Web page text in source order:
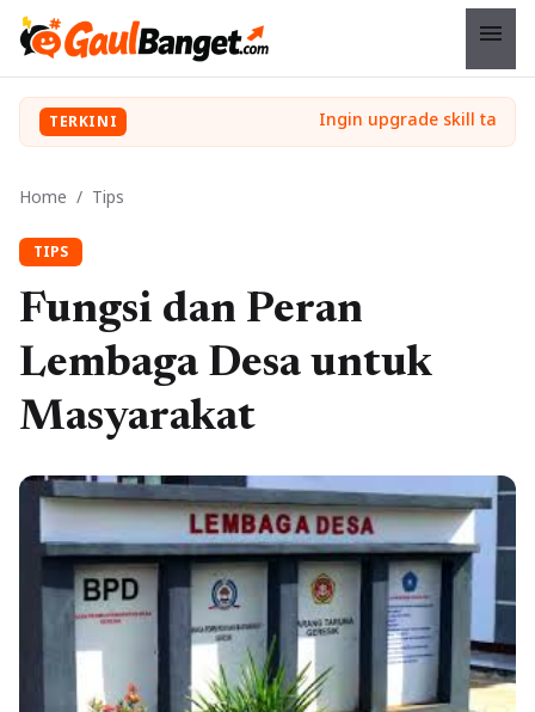
menu
TERKINI
Home / Tips
TIPS
Fungsi dan Peran
Lembaga Desa untuk
Masyarakat